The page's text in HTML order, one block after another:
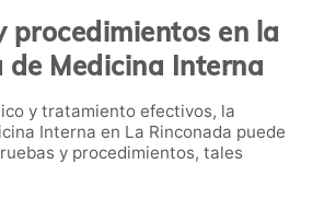
procedimientos en la
de Medicina Interna
y tratamiento efectivos, la
Interna en La Rinconada puede
y procedimientos, tales